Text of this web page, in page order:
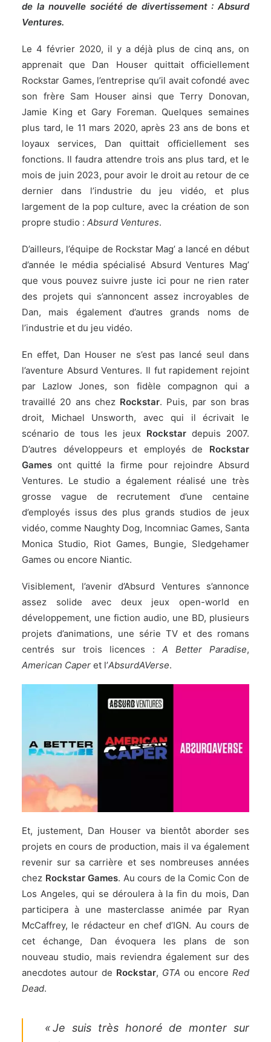
de la nouvelle société de divertissement : Absurd
Ventures.
Le 4 février 2020, il y a déjà plus de cinq ans, on
apprenait que Dan Houser quittait officiellement
Rockstar Games, l’entreprise qu’il avait cofondé avec
son frère Sam Houser ainsi que Terry Donovan,
Jamie King et Gary Foreman. Quelques semaines
plus tard, le 11 mars 2020, après 23 ans de bons et
loyaux services, Danquittait officiellement ses
fonctions. Il faudra attendre trois ans plus tard, et le
mois de juin 2023, pour avoir le droit au retour de ce
dernier dans l’industrie du jeu vidéo, et plus
largement de la pop culture, avec la création de son
propre studio : Absurd Ventures.
D’ailleurs, l’équipe de Rockstar Mag’ a lancé en début
d’année le média spécialisé Absurd Ventures Mag’
que vous pouvez suivre juste ici pour ne rien rater
des projets qui s’annoncent assez incroyables de
Dan, mais également d’autres grands noms de
l’industrie et du jeu vidéo.
En effet, Dan Houser ne s’est pas lancé seul dans
l’aventure Absurd Ventures. Il fut rapidement rejoint
par Lazlow Jones, son fidèle compagnon qui a
travaillé 20 ans chez Rockstar. Puis, par son bras
droit, Michael Unsworth, avec qui il écrivait le
scénario de tous les jeux Rockstar depuis 2007.
D’autres développeurs et employés de Rockstar
Games ont quitté la firme pour rejoindre Absurd
Ventures. Le studio a également réalisé une très
grosse vague de recrutement d’une centaine
d’employés issus des plus grands studios de jeux
vidéo, comme Naughty Dog, Incomniac Games, Santa
Monica Studio, Riot Games, Bungie, Sledgehamer
Games ou encore Niantic.
Visiblement, l’avenir d’Absurd Ventures s’annonce
assez solide avec deux jeux open-world en
développement, une fiction audio, une BD, plusieurs
projets d’animations, une série TV et des romans
centrés sur trois licences : A Better Paradise,
American Caper et l’AbsurdAVerse.
Et, justement, Dan Houser va bientôt aborder ses
projets en cours de production, mais il va également
revenir sur sa carrière et ses nombreuses années
chez Rockstar Games. Au cours de la Comic Con de
Los Angeles, qui se déroulera à la fin du mois, Dan
participera à une masterclasse animée par Ryan
McCaffrey, le rédacteur en chef d’IGN. Au cours de
cet échange, Dan évoquera les plans de son
nouveau studio, mais reviendra également sur des
anecdotes autour de Rockstar, GTA ou encore Red
Dead.
« Je suis très honoré de monter sur